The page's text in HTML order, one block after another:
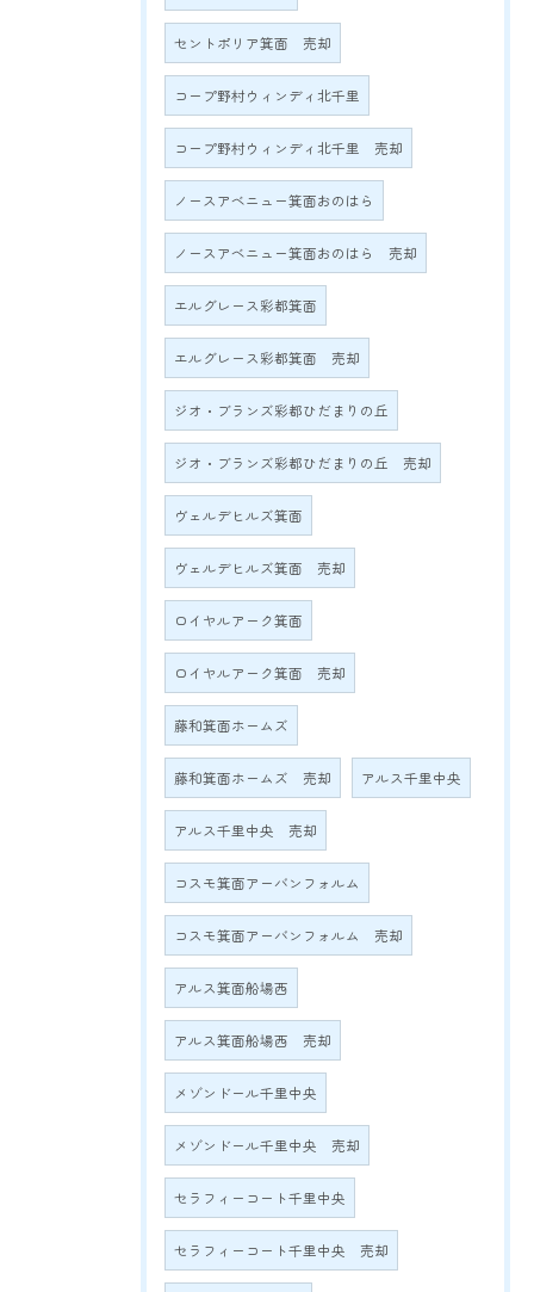
セントポリア箕面 売却
コープ野村ウィンディ北千里
コープ野村ウィンディ北千里 売却
ノースアベニュー箕面おのはら
ノースアベニュー箕面おのはら 売却
エルグレース彩都箕面
エルグレース彩都箕面 売却
ジオ・ブランズ彩都ひだまりの丘
ジオ・ブランズ彩都ひだまりの丘 売却
ヴェルデヒルズ箕面
ヴェルデヒルズ箕面 売却
ロイヤルアーク箕面
ロイヤルアーク箕面 売却
藤和箕面ホームズ
藤和箕面ホームズ 売却 アルス千里中央
アルス千里中央 売却
コスモ箕面アーバンフォルム
コスモ箕面アーバンフォルム 売却
アルス箕面船場西
アルス箕面船場西 売却
メゾンドール千里中央
メゾンドール千里中央 売却
セラフィーコート千里中央
セラフィーコート千里中央 売却